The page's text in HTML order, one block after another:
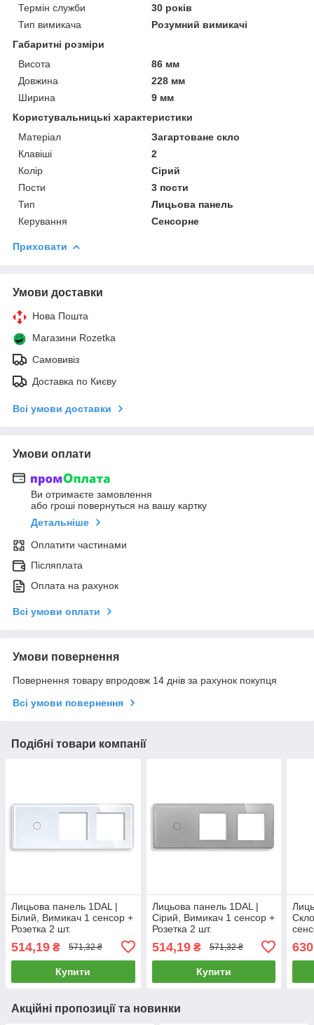
Термін служби
30 років
Тип вимикача
Розумний вимикачі
Габаритні розміри
Висота
86 мм
Довжина
228 мм
Ширина
9 мм
Користувальницькі характеристики
Матеріал
Загартоване скло
Клавіші
2
Колір
Сірий
Пости
3 пости
Тип
Лицьова панель
Керування
Сенсорне
Приховати
Умови доставки
Нова Пошта
Магазини Rozetka
Самовивіз
Доставка по Києву
Всі умови доставки
Умови оплати
Ви отримаєте замовлення
або гроші повернуться на вашу картку
Детальніше
Оплатити частинами
Післяплата
Оплата на рахунок
Всі умови оплати
Умови повернення
Повернення товару впродовж 14 днів за рахунок покупця
Всі умови повернення
Подібні товари компанії
Лицьова панель 1DAL |
Білий, Вимикач 1 сенсор +
Розетка 2 шт.
(G228.1G2X1F-2.5D.WT)
514,19 ₴ 571,32 ₴
Купити
Лицьова панель 1DAL |
Сірий, Вимикач 1 сенсор +
Розетка 2 шт.
(G228.1G2X1F-2.5D.GR)
514,19₴ 571,32 ₴
Купити
Акційні пропозиції та новинки